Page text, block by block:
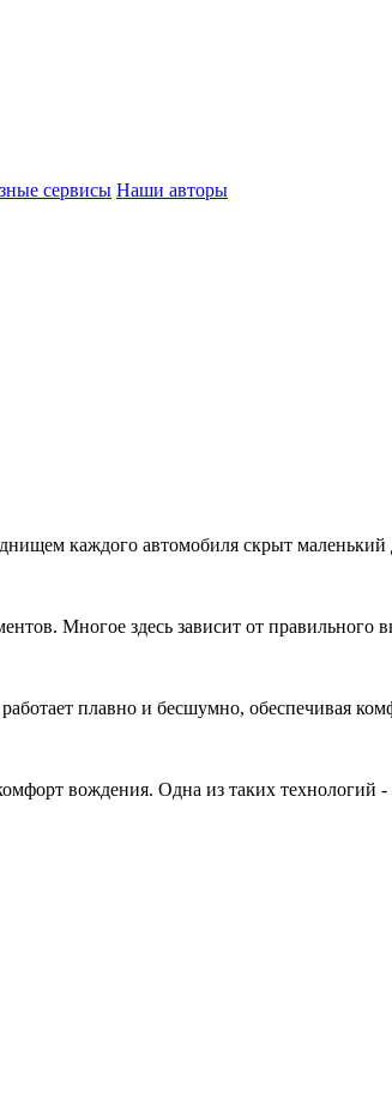
сервисы Наши авторы
каждого автомобиля скрыт
Многое здесь зависит от правильного
плавно и бесшумно, обеспечивая
вождения. Одна из таких технологий -